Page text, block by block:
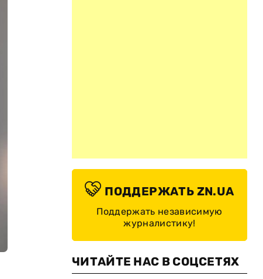
ПОДДЕРЖАТЬ ZN.UA
Поддержать независимую
журналистику!
ЧИТАЙТЕ НАС В СОЦСЕТЯХ